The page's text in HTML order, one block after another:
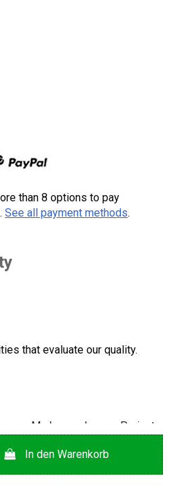
In den Warenkorb
than 8 options to pay
See all payment methods.
that evaluate our quality.
Marke von Lecom Projects
2026. Spanien. Alle Rechte
CIF: B65890642.